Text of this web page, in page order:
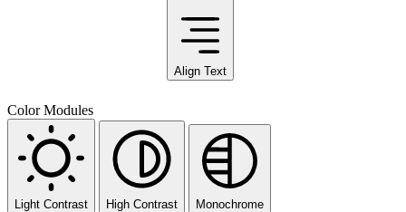
Align Text
Color Modules
Light Contrast High Contrast Monochrome